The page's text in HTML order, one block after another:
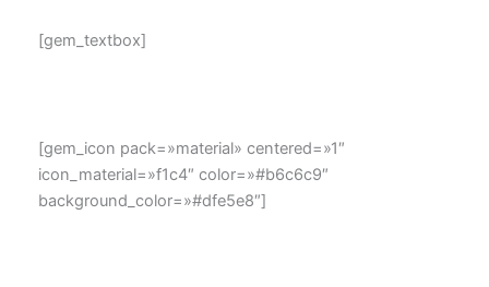
[gem_textbox]
[gem_icon pack=»material» centered=»1″
icon_material=»f1c4″ color=»#b6c6c9″
background_color=»#dfe5e8″]